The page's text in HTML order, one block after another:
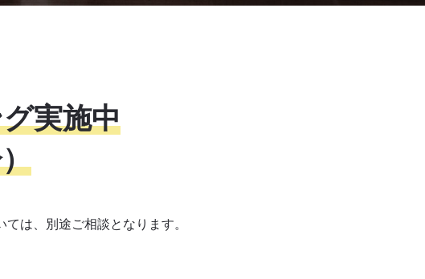
実施中
は、別途ご相談となります。